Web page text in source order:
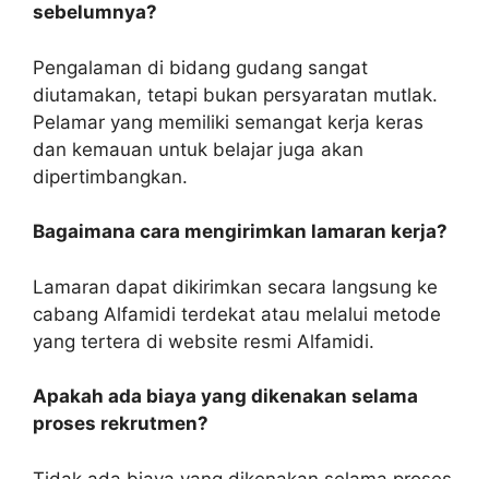
sebelumnya?
Pengalaman di bidang gudang sangat
diutamakan, tetapi bukan persyaratan mutlak.
Pelamar yang memiliki semangat kerja keras
dan kemauan untuk belajar juga akan
dipertimbangkan.
Bagaimana cara mengirimkan lamaran kerja?
Lamaran dapat dikirimkan secara langsung ke
cabang Alfamidi terdekat atau melalui metode
yang tertera di website resmi Alfamidi.
Apakah ada biaya yang dikenakan selama
proses rekrutmen?